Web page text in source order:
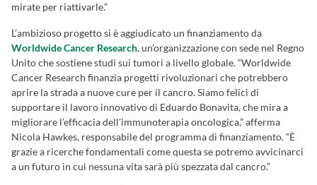
mirate per riattivarle.”
L’ambizioso progetto si è aggiudicato un finanziamento da
Worldwide Cancer Research, un’organizzazione con sede nel Regno
Unito che sostiene studi sui tumori a livello globale. “Worldwide
Cancer Research finanzia progetti rivoluzionari che potrebbero
aprire la strada a nuove cure per il cancro. Siamo felici di
supportare il lavoro innovativo di Eduardo Bonavita, che mira a
migliorare l’efficacia dell’immunoterapia oncologica,” afferma
Nicola Hawkes, responsabile del programma di finanziamento. “È
grazie a ricerche fondamentali come questa se potremo avvicinarci
a un futuro in cui nessuna vita sarà più spezzata dal cancro.”